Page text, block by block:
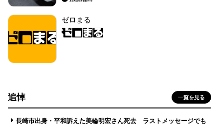
ゼロまる
追悼 一覧を見る
長崎市出身・平和訴えた美輪明宏さん死去 ラストメッセージでも